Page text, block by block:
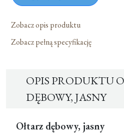
Zobacz opis produktu
Zobacz pełną specyfikację
OPIS PRODUKTU
DĘBOWY, JASNY
Ołtarz dębowy, jasny